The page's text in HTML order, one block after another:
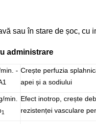
sau în stare de șoc,
administrare
- Crește perfuzia
apei și a sodiului
min.
1
Efect inotrop, crește
rezistenței vasculare